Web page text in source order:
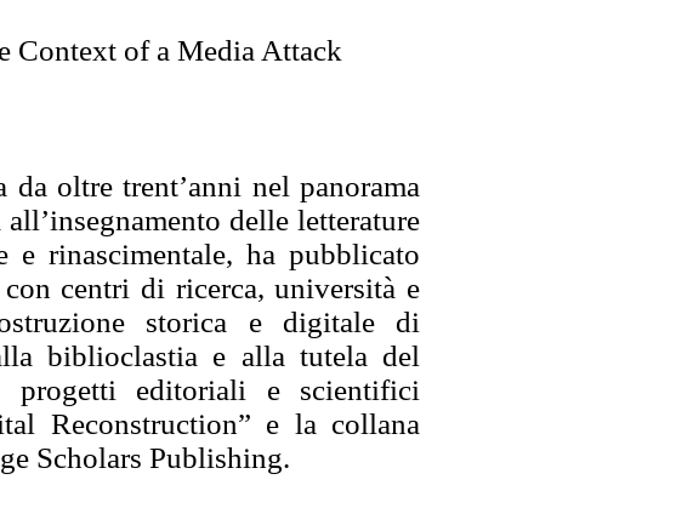
Context of a Media Attack
oltre trent’anni nel panorama
delle letterature
e rinascimentale, ha pubblicato
centri di ricerca, università e
storica e digitale di
biblioclastia e alla tutela del
progetti editoriali e scientifici
Reconstruction” e la collana
Scholars Publishing.